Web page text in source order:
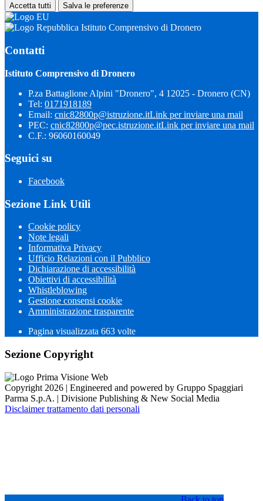
Accetta tutti Salva le preferenze
Istituto Comprensivo di Dronero
Contatti
Istituto Comprensivo di Dronero
P.za Battaglione Alpini "Dronero", 4 12025 - Dronero (CN)
Tel: 0171918189
Email: cnic82800p@istruzione.itLink per inviare una mail
PEC: cnic82800p@pec.istruzione.itLink per inviare una mail
C.F.: 96060160049
Seguici su
Facebook
Sezione Link Utili
Cookie policy
Note legali
Informativa Privacy
Ufficio Relazioni con il Pubblico
Dichiarazione di accessibilità
Obiettivi di accessibilità
Whistleblowing
Gestione consensi cookie
Amministrazione trasparente
Pagina visualizzata 663 volte
Sezione Copyright
Copyright 2026 | Engineered and powered by Gruppo Spaggiari
Parma S.p.A. | Divisione Publishing & New Social Media
Disclaimer trattamento dati personali